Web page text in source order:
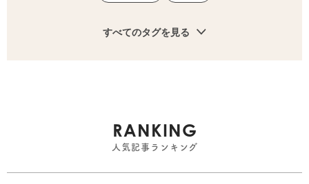
すべてのタグを見る
RANKING
人気記事ランキング